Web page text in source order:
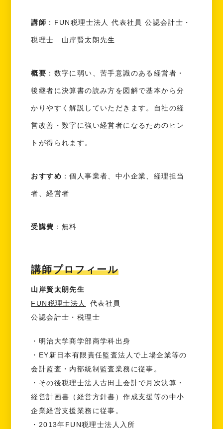
講師 ：FUN税理士法人 代表社員 公認会計士・
税理士 山岸賢太朗先生
概要 ：数字に弱い、苦手意識のある経営者・
後継者に決算書の読み方を図解で基本から分
かりやすく解説していただきます。自社の経
営改善・数字に強い経営者になるためのヒン
トが得られます。
おすすめ ：個人事業者、中小企業、経理担当
者、経営者
受講費 ：無料
講師プロフィール
山岸賢太朗先生
FUN税理士法人
代表社員
公認会計士・税理士
・明治大学商学部商学科出身
・EY新日本有限責任監査法人で上場企業等の
会計監査・内部統制監査業務に従事。
・その後税理士法人古田土会計で月次決算・
経営計画書（経営方針書）作成支援等の中小
企業経営支援業務に従事。
・2013年FUN税理士法人入所